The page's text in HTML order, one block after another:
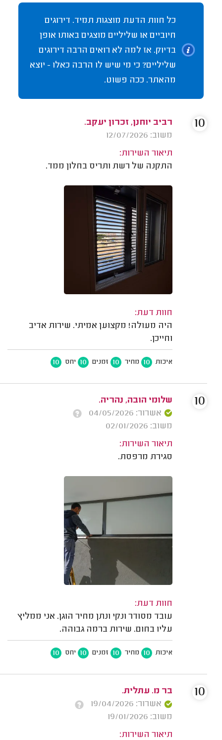
כל חוות הדעת מוצגות תמיד. דירוגים
חיוביים או שליליים מוצגים באותו אופן
בדיוק. אז למה לא רואים הרבה דירוגים
שליליים? כי מי שיש לו הרבה כאלו - יוצא
מהאתר. ככה פשוט.
רביב יוחנן, זכרון יעקב.
משוב: 12/07/2026
תיאור השירות:
התקנה של רשת ותריס בחלון ממד.
חוות דעת:
היה מעולה! מקצוען אמיתי. שירות אדיב
וחייכן.
איכות 10 מחיר 10 זמנים 10 יחס 10
10
שלומי הובה, נהריה.
אשרור: 04/05/2026
משוב: 02/01/2026
תיאור השירות:
סגירת מרפסת.
חוות דעת:
עובד מסודר ונקי ונתן מחיר הוגן. אני ממליץ
עליו בחום. שירות ברמה גבוהה.
איכות 10 מחיר 10 זמנים 10 יחס 10
10
בר מ. עתלית.
אשרור: 19/04/2026
משוב: 19/01/2026
תיאור השירות:
10